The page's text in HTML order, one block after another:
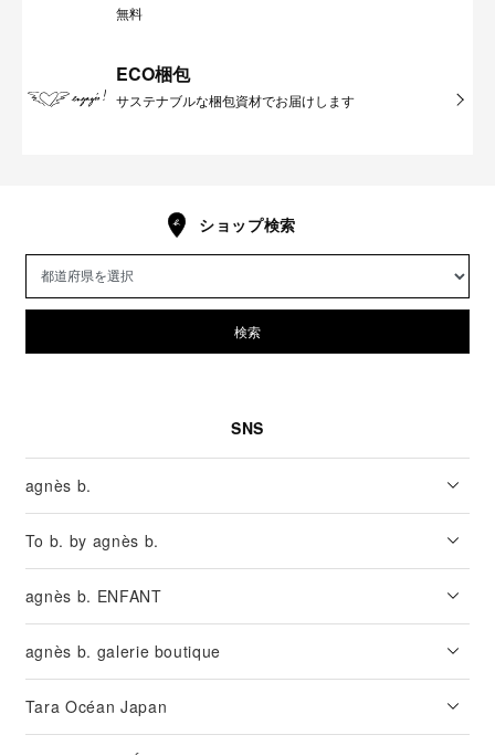
無料
ECO梱包
サステナブルな梱包資材でお届けします
ショップ検索
検索
SNS
agnès b.
To b. by agnès b.
agnès b. ENFANT
agnès b. galerie boutique
Tara Océan Japan